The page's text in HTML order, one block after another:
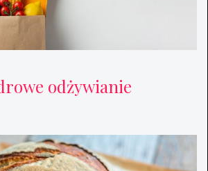
odżywianie